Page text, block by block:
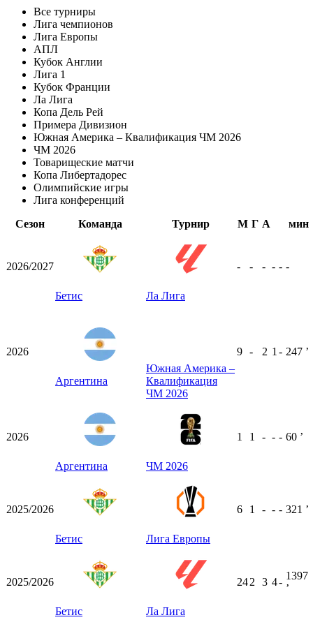
Все турниры
Лига чемпионов
Лига Европы
АПЛ
Кубок Англии
Лига 1
Кубок Франции
Ла Лига
Копа Дель Рей
Примера Дивизион
Южная Америка – Квалификация ЧМ 2026
ЧМ 2026
Товарищеские матчи
Копа Либертадорес
Олимпийские игры
Лига конференций
Сезон
Команда Турнир М Г А мин
2026/2027
Бетис Ла Лига
- - - - - -
2026
Аргентина
Южная Америка –
Квалификация
ЧМ 2026
9 - 2 1 - 247 ʼ
2026
Аргентина ЧМ 2026
1 1 - - - 60 ʼ
2025/2026
Бетис Лига Европы
6 1 - - - 321 ʼ
2025/2026
Бетис Ла Лига
242 3 4-
1397
ʼ